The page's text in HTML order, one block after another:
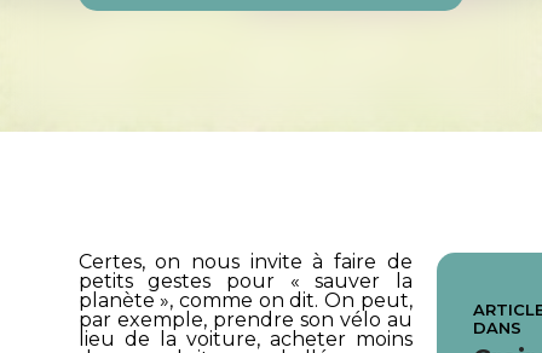
Certes, on nous invite à faire de
petits gestes pour « sauver la
planète », comme on dit. On peut,
par exemple, prendre son vélo au
lieu de la voiture, acheter moins
DANS